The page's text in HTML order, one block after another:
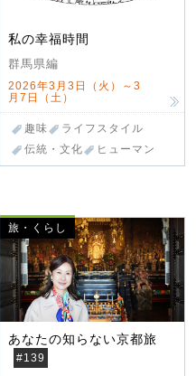
私の幸福時間
群馬県編
2026年3月3日（火）～3
月7日（土）
趣味
ライフスタイル
伝統・文化
ヒューマン
旅・くらし
あなたの知らない京都旅
#139